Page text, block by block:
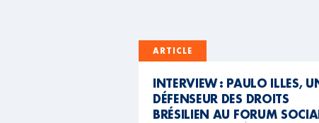
ARTICLE
INTERVIEW : PAULO ILLES,
DÉFENSEUR DES DROITS
BRÉSILIEN AU FORUM